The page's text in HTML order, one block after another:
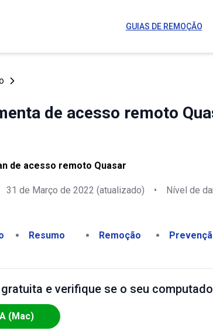
GUIAS DE REMOÇÃO
de acesso remoto
de acesso remoto Quasar
31 de Março de 2022 (atualizado) • Nível de
Resumo Remoção
e verifique se o seu
(Mac)